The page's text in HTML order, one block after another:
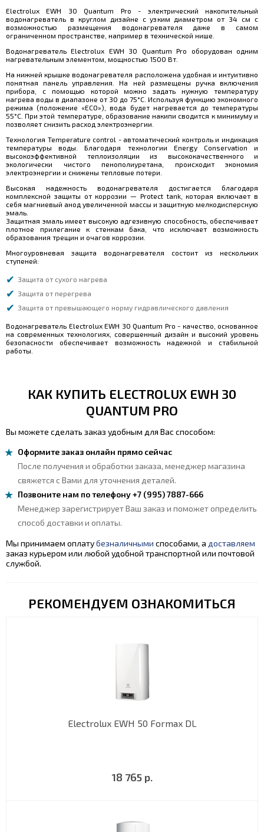
Electrolux EWH 30 Quantum Pro - электрический накопительный
водонагреватель в круглом дизайне с узким диаметром от 34 см с
возможностью размещения водонагревателя даже в самом
ограниченном пространстве, например в технической нише.
Водонагреватель Electrolux EWH 30 Quantum Pro оборудован одним
нагревательным элементом, мощностью 1500 Вт.
На нижней крышке водонагревателя расположена удобная и интуитивно
понятная панель управления. На ней размещены ручка включения
прибора, с помощью которой можно задать нужную температуру
нагрева воды в диапазоне от 30 до 75°С. Используя функцию экономного
режима (положение «ЕCO»), вода будет нагревается до температуры
55°С. При этой температуре, образование накипи сводится к минимуму и
позволяет снизить расход электроэнергии.
Технология Temperature control - автоматический контроль и индикация
температуры воды. Благодаря технологии Energy Conservation и
высокоэффективной теплоизоляции из высококачественного и
экологически чистого пенополиуретана, происходит экономия
электроэнергии и снижены тепловые потери.
Высокая надежность водонагревателя достигается благодаря
комплексной защиты от коррозии — Protect tank, которая включает в
себя магниевый анод увеличенной массы и защитную мелкодисперсную
эмаль.
Защитная эмаль имеет высокую адгезивную способность, обеспечивает
плотное прилегание к стенкам бака, что исключает возможность
образования трещин и очагов коррозии.
Многоуровневая защита водонагревателя состоит из нескольких
ступеней:
Защита от сухого нагрева
Защита от перегрева
Защита от превышающего норму гидравлического давления
Водонагреватель Electrolux EWH 30 Quantum Pro - качество, основанное
на современных технологиях, совершенный дизайн и высокий уровень
безопасности обеспечивает возможность надежной и стабильной
работы.
КАК КУПИТЬ ELECTROLUX EWH 30
QUANTUM PRO
Вы можете сделать заказ удобным для Вас способом:
Оформите заказ онлайн прямо сейчас
После получения и обработки заказа, менеджер магазина
свяжется с Вами для уточнения деталей.
Позвоните нам по телефону +7 (995) 7887-666
Менеджер зарегистрирует Ваш заказ и поможет определить
способ доставки и оплаты.
Мы принимаем оплатубезналичными способами, а доставляем
заказ курьером или любой удобной транспортной или почтовой
службой.
РЕКОМЕНДУЕМ ОЗНАКОМИТЬСЯ
Electrolux EWH 50 Formax DL
18 765 р.